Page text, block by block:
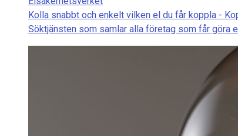
Kolla snabbt och enkelt vilken el du får koppla -
Söktjänsten som samlar alla företag som får göra